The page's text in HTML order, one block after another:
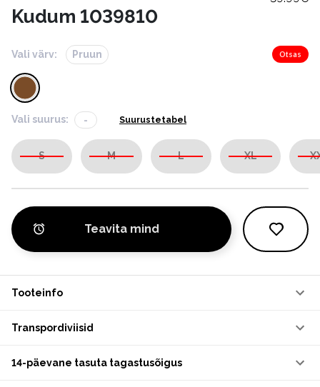
Kudum 1039810
Vali värv: Pruun Otsas
Vali suurus: - Suurustetabel
S M L XL
Teavita mind
Tooteinfo
Transpordiviisid
14-päevane tasuta tagastusõigus